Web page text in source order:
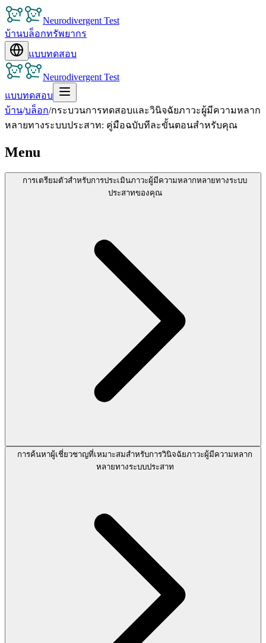
Neurodivergent Test
บ้านบล็อกทรัพยากร
แบบทดสอบ
Neurodivergent Test
แบบทดสอบ
บ้าน/บล็อก/กระบวนการทดสอบและวินิจฉัยภาวะผู้มีความหลาก
หลายทางระบบประสาท: คู่มือฉบับทีละขั้นตอนสำหรับคุณ
Menu
การเตรียมตัวสำหรับการประเมินภาวะผู้มีความหลากหลายทางระบบ
ประสาทของคุณ
การค้นหาผู้เชี่ยวชาญที่เหมาะสมสำหรับการวินิจฉัยภาวะผู้มีความหลาก
หลายทางระบบประสาท